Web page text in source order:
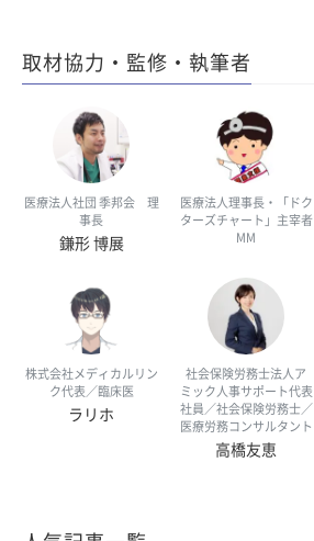
取材協力・監修・執筆者
医療法人社団 季邦会 理
事長
鎌形 博展
医療法人理事長・「ドク
ターズチャート」主宰者
MM
株式会社メディカルリン
ク代表／臨床医
ラリホ
社会保険労務士法人ア
ミック人事サポート代表
社員／社会保険労務士／
医療労務コンサルタント
高橋友恵